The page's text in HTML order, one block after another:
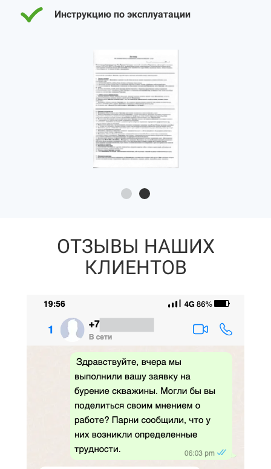
Инструкцию по эксплуатации
ОТЗЫВЫ НАШИХ
КЛИЕНТОВ